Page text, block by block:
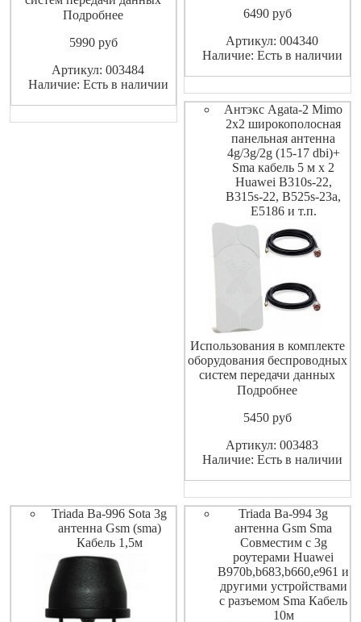
стандартов: 2G(EDGE, GPRS
(UMTS 2100) 4G
WI-FI (IEEE 802.11b, g, n) и в
других системах диапазона
Подробнее
5990pуб
Артикул: 003484
Наличие: Есть в наличии
6490pуб
Артикул: 004340
Наличие: Есть в наличии
Антэкс Agata-2 Mimo
2x2 широкополосная
панельная антенна
4g/3g/2g (15-17 dbi)+
Sma кабель 5 м х 2
Huawei B310s-22,
B315s-22, B525s-23a,
E5186 и т.п.
Использования в комплекте
оборудования беспроводных
систем передачи данных
стандартов: 2G(EDGE, GPRS
(UMTS 2100) 4G
WI-FI (IEEE 802.11b, g, n) и в
других системах диапазона
Подробнее
5450pуб
Артикул: 003483
Наличие: Есть в наличии
Triada Ba-996 Sota 3g
антенна Gsm (sma)
Кабель 1,5м
Triada Ba-994 3g
антенна Gsm Sma
Совместим с 3g
роутерами Huawei
B970b,b683,b660,e961 и
другими устройствами
с разъемом Sma Кабель
10м